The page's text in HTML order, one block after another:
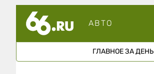
АВТО
ГЛАВНОЕ ЗА ДЕНЬ